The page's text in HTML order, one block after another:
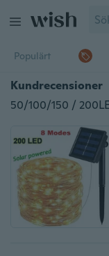
Populärt
Kundrecensioner